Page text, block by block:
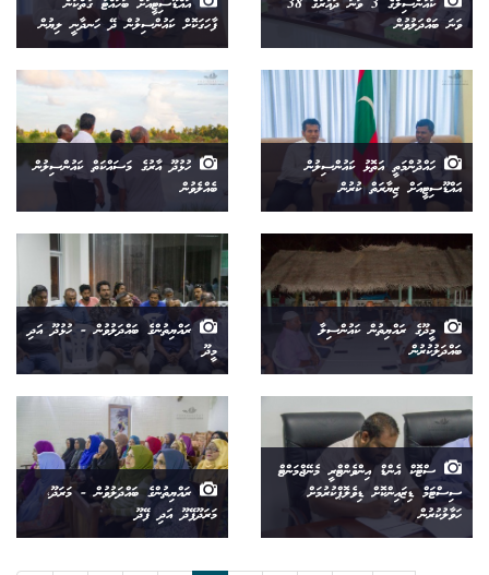
ވަނަ ބައްދަލުވުން
ފާހަގަކޮށް ކައުންސިލުން ދޭ ހަނދާނީ ލިޔުން
ހައްދުންމަތީ އަތޮޅު ކައުންސިލުން
އައްޑޫސިޓީއަށް ޒިޔާރަތް ކުރުން
ހުޅުދޫ އާރުގެ މަސައްކަތް ކައުންސިލުން
ބެއްލެވުން
މީދޫގެ ރައްޔިތުން ކައުންސިލާ
ބައްދަލުކުރުން
ރައްޔިތުންގެ ބައްދަލުވުން - ހުޅުދޫ އަދި
މީދޫ
ސްޓޮކް އެންޑް އިންވެންޓްރީ މެނޭޖްމަންޓް
ސިސްޓަމް ޑިޒައިންކޮށް ޑިވެލޮޕްކުރުމަށް
ހަވާލުކުރުން
ރައްޔިތުންގެ ބައްދަލުވުން - މަރަދޫ،
މަރަދޫފޭދޫ އަދި ފޭދޫ